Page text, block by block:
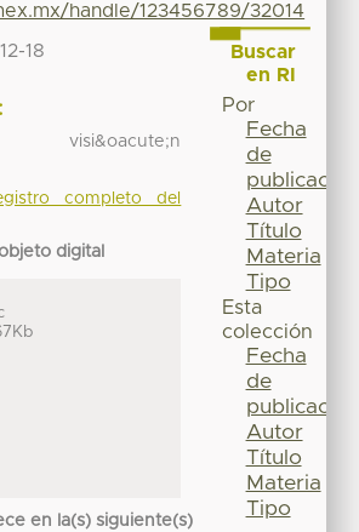
handle/123456789/32014
18
visi&oacute;n
completo del
digital
en la(s) siguiente(s)
Buscar
en RI
Por
Fecha
de
publicación
Autor
Título
Materia
Tipo
Esta
colección
Fecha
de
publicación
Autor
Título
Materia
Tipo